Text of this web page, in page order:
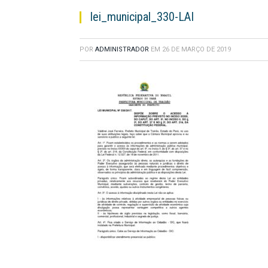
lei_municipal_330-LAI
POR ADMINISTRADOR EM 26 DE MARÇO DE 2019